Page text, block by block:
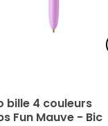
bille 4 couleurs
Fun Mauve - Bic